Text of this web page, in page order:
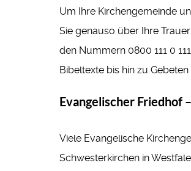
Um Ihre Kirchengemeinde
Sie genauso über Ihre
den Nummern 0800 111 0
Bibeltexte bis hin zu
Evangelischer Friedhof
Viele Evangelische
Schwesterkirchen in